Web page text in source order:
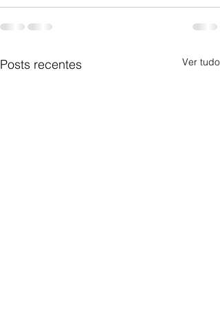
Posts recentes Ver tudo